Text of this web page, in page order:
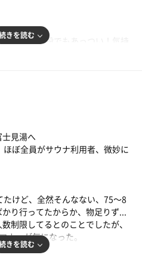
うになって、各銭湯&サウナに
が増えた気がする！
良いなーとか、ちょっとした工
とか、、なかなか偶然さんみた
度：★★☆
けど、下段でもあっつい！気持
じっくり...12分。汗ビッチョ
い香り！いったい何度かは知
ロウリュして（もちろん声か
かもロウリュした人が団扇で仰
ウナもいいけど、こっちもすご
そこまで冷たくはないので掛け
〜6度くらいで、泳いでる人はい
かれて幸せ〜
きを読む
見湯へ
ぼ全員がサウナ利用者、微妙に
たけど、全然そんなない、75〜8
り行ってたからか、物足りず...
制限してるとのことでしたが、
ナーが気になった。
きを読む